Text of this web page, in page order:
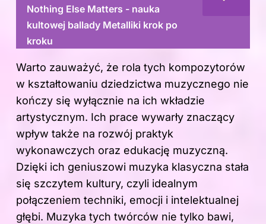
Nothing Else Matters - nauka
kultowej ballady Metalliki krok po
kroku
Warto zauważyć, że rola tych kompozytorów
w kształtowaniu dziedzictwa muzycznego nie
kończy się wyłącznie na ich wkładzie
artystycznym. Ich prace wywarły znaczący
wpływ także na rozwój praktyk
wykonawczych oraz edukację muzyczną.
Dzięki ich geniuszowi muzyka klasyczna stała
się szczytem kultury, czyli idealnym
połączeniem techniki, emocji i intelektualnej
głębi. Muzyka tych twórców nie tylko bawi,